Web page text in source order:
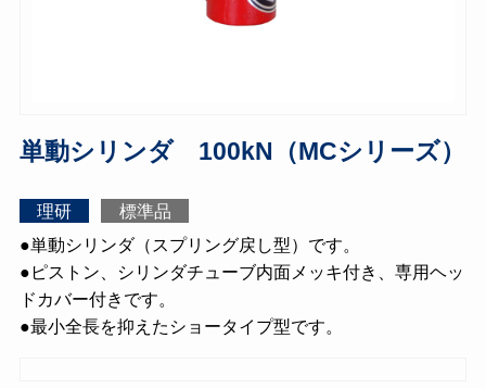
単動シリンダ 100kN（MCシリーズ）
理研
標準品
●単動シリンダ（スプリング戻し型）です。
●ピストン、シリンダチューブ内面メッキ付き、専用ヘッ
ドカバー付きです。
●最小全長を抑えたショータイプ型です。